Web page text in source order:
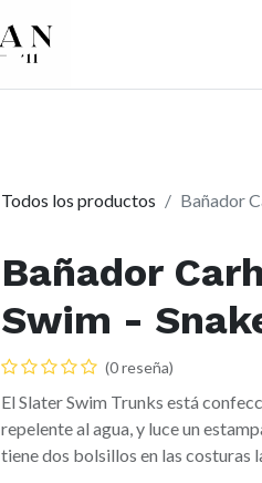
Todos los productos Bañador
Bañador
Swim -
(0 reseña)
El Slater Swim Trunks está
repelente al agua, y luce un
tiene dos bolsillos en las costuras